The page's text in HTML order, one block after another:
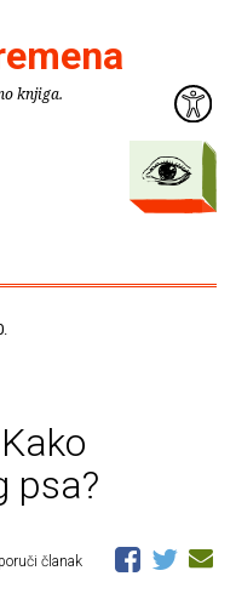
knjiga.
psa?
članak